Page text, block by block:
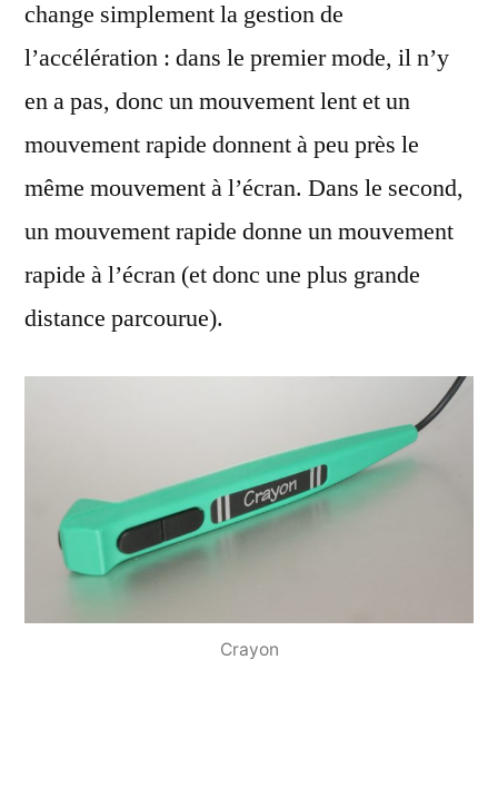
change simplement la gestion de
l’accélération : dans le premier mode, il n’y
en a pas, donc un mouvement lent et un
mouvement rapide donnent à peu près le
même mouvement à l’écran. Dans le second,
un mouvement rapide donne un mouvement
rapide à l’écran (et donc une plus grande
distance parcourue).
Crayon